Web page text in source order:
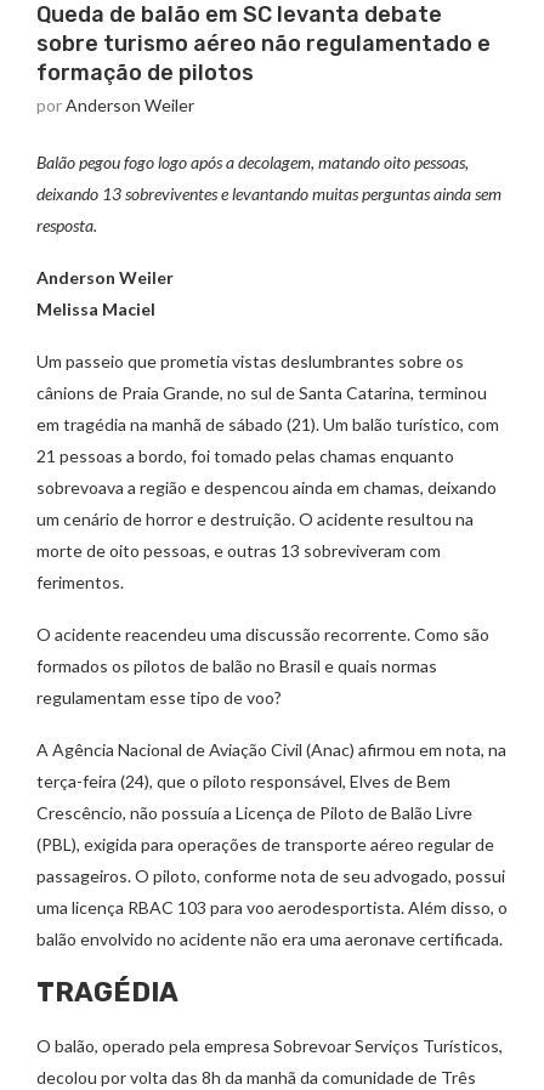
Queda de balão em SC levanta debate
sobre turismo aéreo não regulamentado e
formação de pilotos
porAnderson Weiler
Balão pegou fogo logo após a decolagem, matando oito pessoas,
deixando 13 sobreviventes e levantando muitas perguntas ainda sem
resposta.
Anderson Weiler
Melissa Maciel
Um passeio que prometia vistas deslumbrantes sobre os
cânions de Praia Grande, no sul de Santa Catarina, terminou
em tragédia na manhã de sábado (21). Um balão turístico, com
21 pessoas a bordo, foi tomado pelas chamas enquanto
sobrevoava a região e despencou ainda em chamas, deixando
um cenário de horror e destruição. O acidente resultou na
morte de oito pessoas, e outras 13 sobreviveram com
ferimentos.
O acidente reacendeu uma discussão recorrente. Como são
formados os pilotos de balão no Brasil e quais normas
regulamentam esse tipo de voo?
A Agência Nacional de Aviação Civil (Anac) afirmou em nota, na
terça-feira (24), que o piloto responsável, Elves de Bem
Crescêncio, não possuía a Licença de Piloto de Balão Livre
(PBL), exigida para operações de transporte aéreo regular de
passageiros. O piloto, conforme nota de seu advogado, possui
uma licença RBAC 103 para voo aerodesportista. Além disso, o
balão envolvido no acidente não era uma aeronave certificada.
TRAGÉDIA
O balão, operado pela empresa Sobrevoar Serviços Turísticos,
decolou por volta das 8h da manhã da comunidade de Três